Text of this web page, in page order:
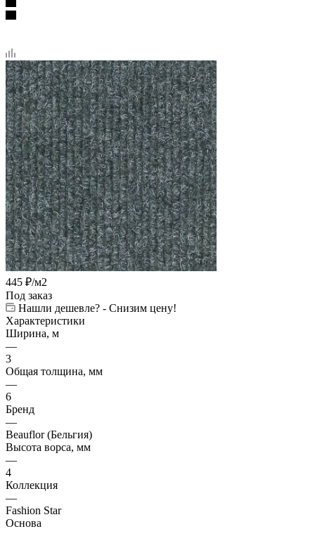
445 ₽/м2
Под заказ
Нашли дешевле? - Снизим цену!
Характеристики
Ширина, м
—
3
Общая толщина, мм
—
6
Бренд
—
Beauflor (Бельгия)
Высота ворса, мм
—
4
Коллекция
—
Fashion Star
Основа